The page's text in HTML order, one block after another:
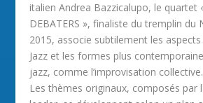
italien Andrea Bazzicalupo, le quartet
DEBATERS », finaliste du tremplin du
2015, associe subtilement les
Jazz et les formes plus
jazz, comme l’improvisation collective.
Les thèmes originaux, composés par